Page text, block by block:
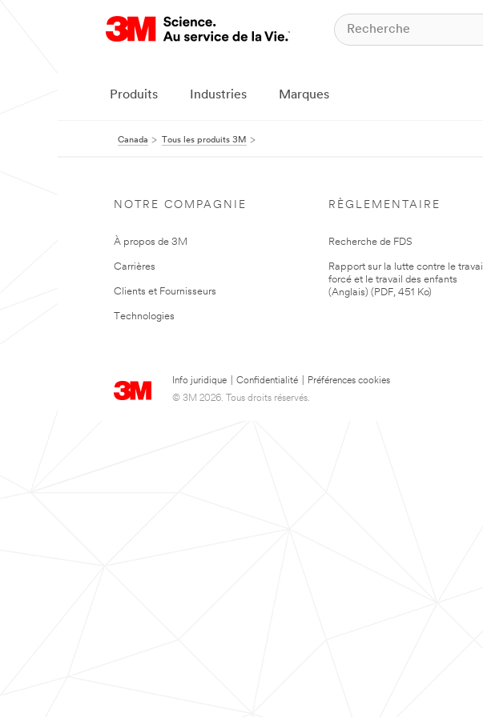
Produits Industries Marques
Canada Tous les produits 3M
NOTRE COMPAGNIE
À propos de 3M
Carrières
Clients et Fournisseurs
Technologies
RÈGLEMENTAIRE
Recherche de FDS
Rapport sur la lutte contre le travail
forcé et le travail des enfants
(Anglais) (PDF, 451 Ko)
Info juridique Confidentialité
Préférences cookies
© 3M 2026. Tous droits réservés.